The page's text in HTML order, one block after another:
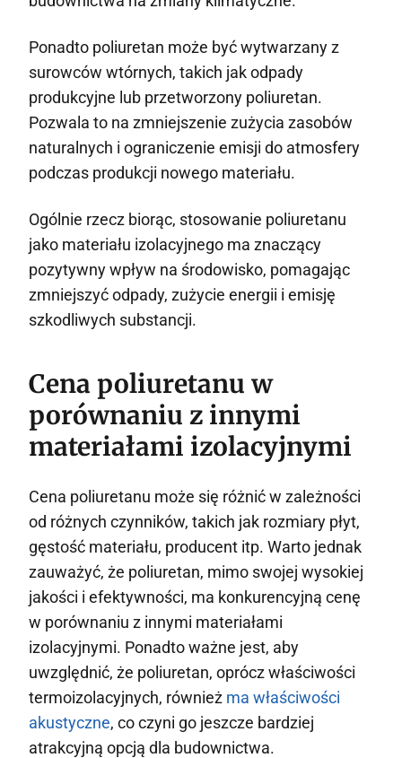
Ponadto poliuretan może być wytwarzany z
surowców wtórnych, takich jak odpady
produkcyjne lub przetworzony poliuretan.
Pozwala to na zmniejszenie zużycia zasobów
naturalnych i ograniczenie emisji do atmosfery
podczas produkcji nowego materiału.
Ogólnie rzecz biorąc, stosowanie poliuretanu
jako materiału izolacyjnego ma znaczący
pozytywny wpływ na środowisko, pomagając
zmniejszyć odpady, zużycie energii i emisję
szkodliwych substancji.
Cena poliuretanu w
porównaniu z innymi
materiałami izolacyjnymi
Cena poliuretanu może się różnić w zależności
od różnych czynników, takich jak rozmiary płyt,
gęstość materiału, producent itp. Warto jednak
zauważyć, że poliuretan, mimo swojej wysokiej
jakości i efektywności, ma konkurencyjną cenę
w porównaniu z innymi materiałami
izolacyjnymi. Ponadto ważne jest, aby
uwzględnić, że poliuretan, oprócz właściwości
termoizolacyjnych, również ma właściwości
akustyczne, co czyni go jeszcze bardziej
atrakcyjną opcją dla budownictwa.